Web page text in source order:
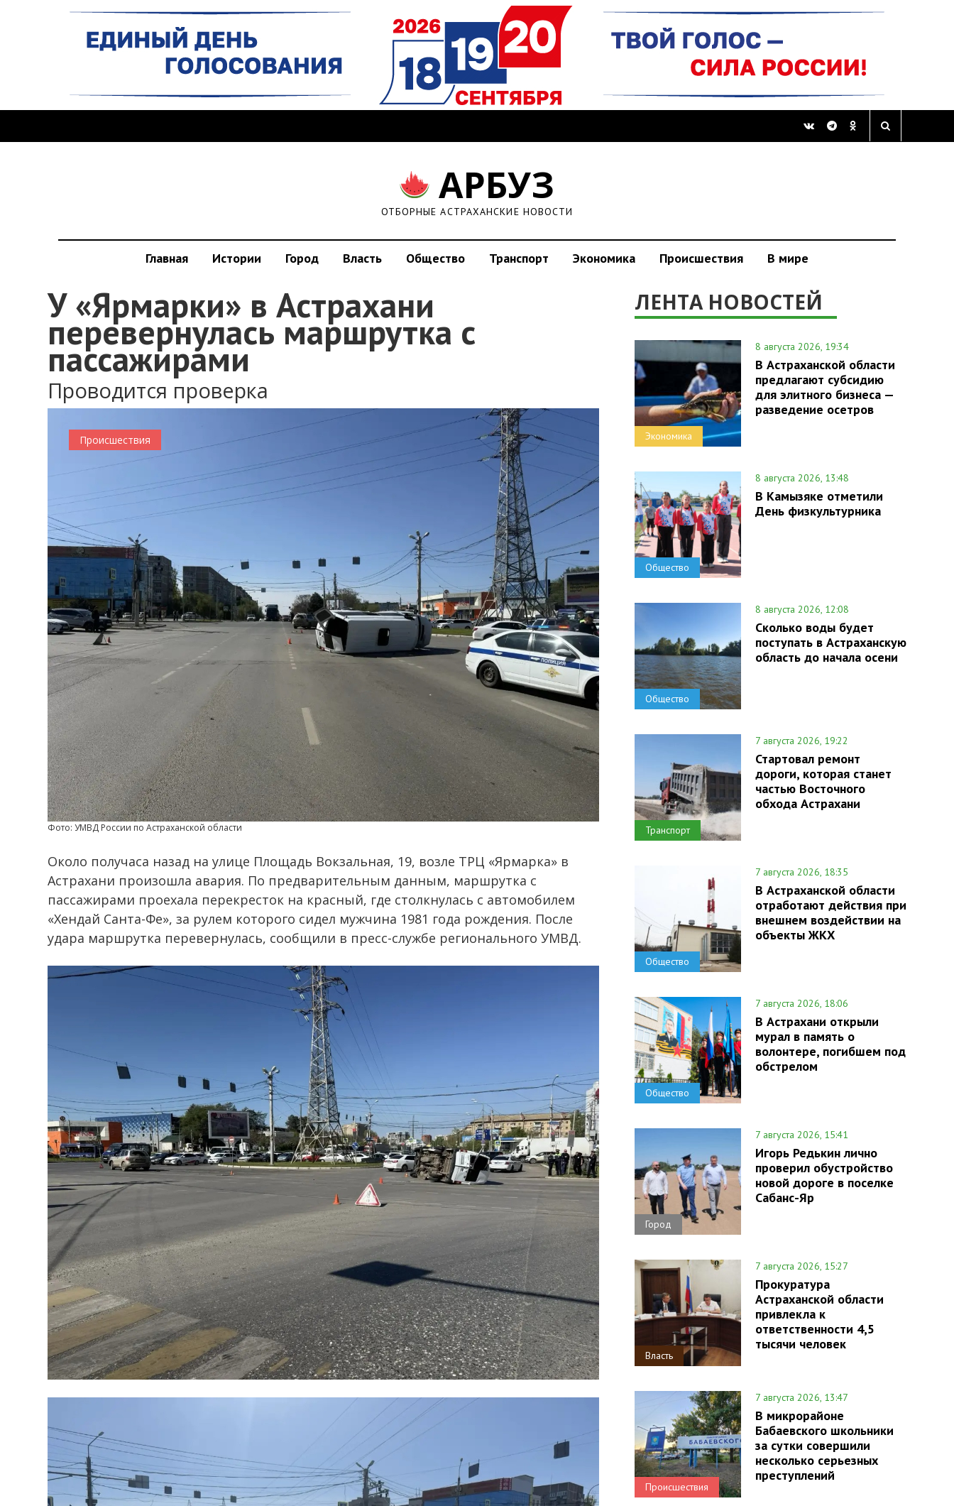
АРБУЗ
ОТБОРНЫЕ АСТРАХАНСКИЕ НОВОСТИ
Главная Истории Город Власть Общество Транспорт Экономика Происшествия В мире
У «Ярмарки» в Астрахани
перевернулась маршрутка с
пассажирами
Проводится проверка
Происшествия
Фото: УМВД России по Астраханской области
Около получаса назад на улице Площадь Вокзальная, 19, возле ТРЦ «Ярмарка» в
Астрахани произошла авария. По предварительным данным, маршрутка с
пассажирами проехала перекресток на красный, где столкнулась с автомобилем
«Хендай Санта-Фе», за рулем которого сидел мужчина 1981 года рождения. После
удара маршрутка перевернулась, сообщили в пресс-службе регионального УМВД.
ЛЕНТА НОВОСТЕЙ
Экономика
8 августа 2026, 19:34
В Астраханской области
предлагают субсидию
для элитного бизнеса —
разведение осетров
Общество
8 августа 2026, 13:48
В Камызяке отметили
День физкультурника
Общество
8 августа 2026, 12:08
Сколько воды будет
поступать в Астраханскую
область до начала осени
Транспорт
7 августа 2026, 19:22
Стартовал ремонт
дороги, которая станет
частью Восточного
обхода Астрахани
Общество
7 августа 2026, 18:35
В Астраханской области
отработают действия при
внешнем воздействии на
объекты ЖКХ
Общество
7 августа 2026, 18:06
В Астрахани открыли
мурал в память о
волонтере, погибшем под
обстрелом
Город
7 августа 2026, 15:41
Игорь Редькин лично
проверил обустройство
новой дороге в поселке
Сабанс-Яр
Власть
7 августа 2026, 15:27
Прокуратура
Астраханской области
привлекла к
ответственности 4,5
тысячи человек
Происшествия
7 августа 2026, 13:47
В микрорайоне
Бабаевского школьники
за сутки совершили
несколько серьезных
преступлений